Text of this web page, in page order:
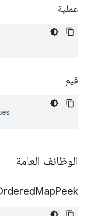
عملية
قيم
الوظائف العامة
MapPeek